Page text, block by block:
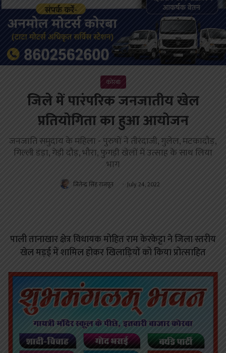
कोरबा
जिले में पारंपरिक जनजातीय खेल
प्रतियोगिता का हुआ आयोजन
जनजाति समुदाय के महिला - पुरुषों ने तीरंदाजी, गुलेल, मटकादौड़,
गिल्ली डंड़ा, गेड़ी दौड़, भौरा, फुगड़ी खेलों में उत्साह के साथ लिया
भाग
जितेन्द्र सिंह राजपूत July 24, 2022
पाली तानाखार क्षेत्र विधायक मोहित राम केरकेट्टा ने जिला स्तरीय
खेल मड़ई में शामिल होकर खिलाड़ियों को किया प्रोत्साहित